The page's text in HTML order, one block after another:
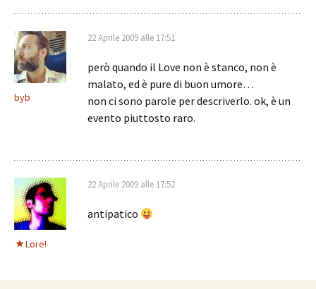
byb
22 Aprile 2009 alle 17:51
però quando il Love non è stanco, non è
malato, ed è pure di buon umore…
non ci sono parole per descriverlo. ok, è un
evento piuttosto raro.
Lore!
22 Aprile 2009 alle 17:52
antipatico